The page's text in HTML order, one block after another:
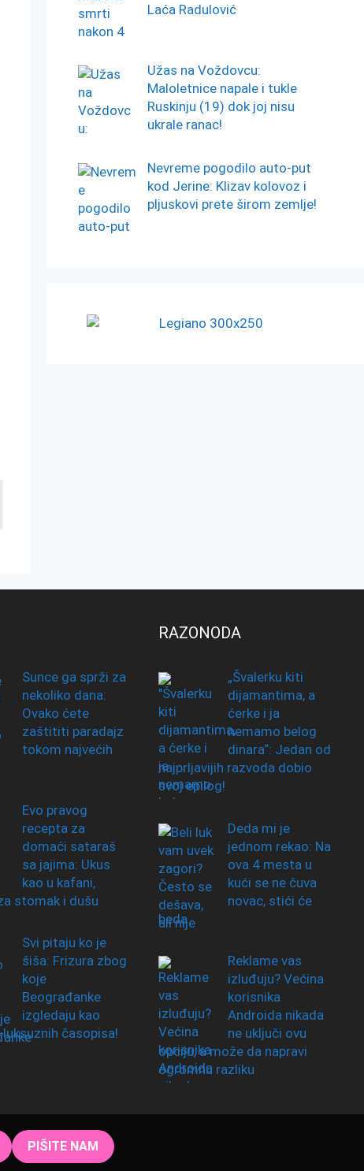
Laća Radulović
Užas na Voždovcu:
Maloletnice napale i tukle
Ruskinju (19) dok joj nisu
ukrale ranac!
Nevreme pogodilo auto-put
kod Jerine: Klizav kolovoz i
pljuskovi prete širom zemlje!
Sunce ga sprži za
nekoliko dana:
Ovako ćete
zaštititi paradajz
tokom najvećih
Evo pravog
recepta za
domaći sataraš
sa jajima: Ukus
kao u kafani,
stomak i dušu
Svi pitaju ko je
šiša: Frizura zbog
koje
Beograđanke
izgledaju kao
časopisa!
RAZONODA
„Švalerku kiti
dijamantima, a
ćerke i ja
nemamo belog
dinara“: Jedan od
najprljavijih razvoda dobio
svoj epilog!
Deda mi je
jednom rekao: Na
ova 4 mesta u
kući se ne čuva
novac, stići će
beda
Reklame vas
izluđuju? Većina
korisnika
Androida nikada
ne uključi ovu
opciju, a može da napravi
ogromnu razliku
PIŠITE NAM